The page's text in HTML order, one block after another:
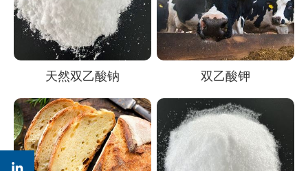
天然双乙酸钠 双乙酸钾